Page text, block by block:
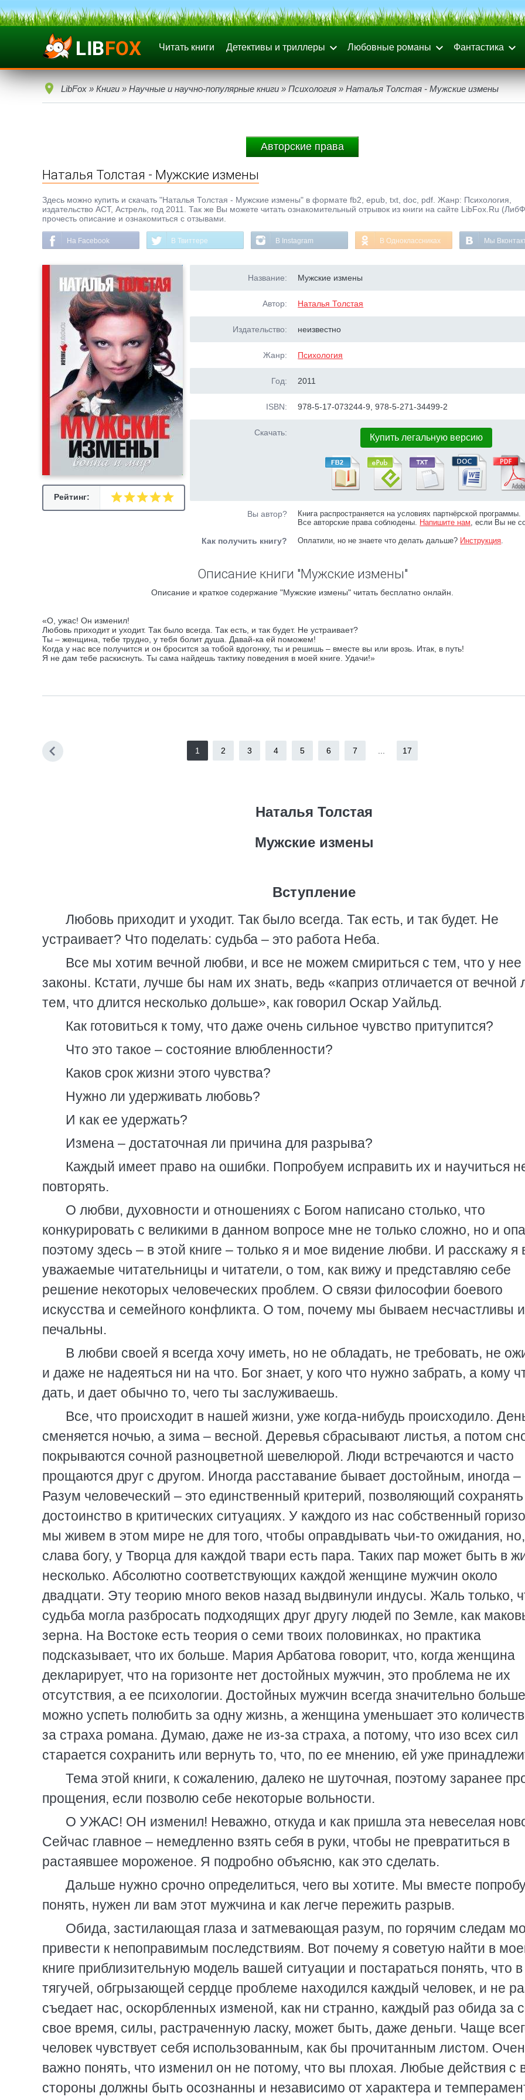
Читать книги Детективы и триллеры Любовные романы Фантастика
LibFox » Книги » Научные и научно-популярные книги » Психология » Наталья Толстая - Мужские измены
Авторские права
Наталья Толстая - Мужские измены
Здесь можно купить и скачать "Наталья Толстая - Мужские измены" в формате fb2, epub, txt, doc, pdf. Жанр: Психология,
издательство АСТ, Астрель, год 2011. Так же Вы можете читать ознакомительный отрывок из книги на сайте LibFox.Ru
прочесть описание и ознакомиться с отзывами.
На Facebook В Твиттере В Instagram В Одноклассниках Мы
Рейтинг:
Название: Мужские измены
Автор: Наталья Толстая
Издательство: неизвестно
Жанр: Психология
Год: 2011
ISBN: 978-5-17-073244-9, 978-5-271-34499-2
Скачать: Купить легальную версию
Вы автор?
Книга распространяется на условиях партнёрской программы.
Все авторские права соблюдены. Напишите нам, если Вы не
Как получить книгу? Оплатили, но не знаете что делать дальше? Инструкция.
Описание книги "Мужские измены"
Описание и краткое содержание "Мужские измены" читать бесплатно онлайн.
«О, ужас! Он изменил!
Любовь приходит и уходит. Так было всегда. Так есть, и так будет. Не устраивает?
Ты – женщина, тебе трудно, у тебя болит душа. Давай-ка ей поможем!
Когда у нас все получится и он бросится за тобой вдогонку, ты и решишь – вместе вы или врозь. Итак, в путь!
Я не дам тебе раскиснуть. Ты сама найдешь тактику поведения в моей книге. Удачи!»
1 2 3 4 5 6 7 17
Наталья Толстая
Мужские измены
Вступление
Любовь приходит и уходит. Так было всегда. Так есть, и так будет. Не
устраивает? Что поделать: судьба – это работа Неба.
Все мы хотим вечной любви, и все не можем смириться с тем, что у нее
законы. Кстати, лучше бы нам их знать, ведь «каприз отличается от вечной
тем, что длится несколько дольше», как говорил Оскар Уайльд.
Как готовиться к тому, что даже очень сильное чувство притупится?
Что это такое – состояние влюбленности?
Каков срок жизни этого чувства?
Нужно ли удерживать любовь?
И как ее удержать?
Измена – достаточная ли причина для разрыва?
Каждый имеет право на ошибки. Попробуем исправить их и научиться
повторять.
О любви, духовности и отношениях с Богом написано столько, что
конкурировать с великими в данном вопросе мне не только сложно, но и
поэтому здесь – в этой книге – только я и мое видение любви. И расскажу я
уважаемые читательницы и читатели, о том, как вижу и представляю себе
решение некоторых человеческих проблем. О связи философии боевого
искусства и семейного конфликта. О том, почему мы бываем несчастливы
печальны.
В любви своей я всегда хочу иметь, но не обладать, не требовать, не
и даже не надеяться ни на что. Бог знает, у кого что нужно забрать, а кому
дать, и дает обычно то, чего ты заслуживаешь.
Все, что происходит в нашей жизни, уже когда-нибудь происходило.
сменяется ночью, а зима – весной. Деревья сбрасывают листья, а потом
покрываются сочной разноцветной шевелюрой. Люди встречаются и часто
прощаются друг с другом. Иногда расставание бывает достойным, иногда –
Разум человеческий – это единственный критерий, позволяющий
достоинство в критических ситуациях. У каждого из нас собственный
мы живем в этом мире не для того, чтобы оправдывать чьи-то ожидания, но,
слава богу, у Творца для каждой твари есть пара. Таких пар может быть в
несколько. Абсолютно соответствующих каждой женщине мужчин около
двадцати. Эту теорию много веков назад выдвинули индусы. Жаль только,
судьба могла разбросать подходящих друг другу людей по Земле, как
зерна. На Востоке есть теория о семи твоих половинках, но практика
подсказывает, что их больше. Мария Арбатова говорит, что, когда женщина
декларирует, что на горизонте нет достойных мужчин, это проблема не их
отсутствия, а ее психологии. Достойных мужчин всегда значительно
можно успеть полюбить за одну жизнь, а женщина уменьшает это
за страха романа. Думаю, даже не из-за страха, а потому, что изо всех сил
старается сохранить или вернуть то, что, по ее мнению, ей уже
Тема этой книги, к сожалению, далеко не шуточная, поэтому заранее
прощения, если позволю себе некоторые вольности.
О УЖАС! ОН изменил! Неважно, откуда и как пришла эта невеселая
Сейчас главное – немедленно взять себя в руки, чтобы не превратиться в
растаявшее мороженое. Я подробно объясню, как это сделать.
Дальше нужно срочно определиться, чего вы хотите. Мы вместе
понять, нужен ли вам этот мужчина и как легче пережить разрыв.
Обида, застилающая глаза и затмевающая разум, по горячим следам
привести к непоправимым последствиям. Вот почему я советую найти в
книге приблизительную модель вашей ситуации и постараться понять, что в
тягучей, обгрызающей сердце проблеме находился каждый человек, и не
съедает нас, оскорбленных изменой, как ни странно, каждый раз обида за
свое время, силы, растраченную ласку, может быть, даже деньги. Чаще
человек чувствует себя использованным, как бы прочитанным листом.
важно понять, что изменил он не потому, что вы плохая. Любые действия с
стороны должны быть осознанны и независимо от характера и